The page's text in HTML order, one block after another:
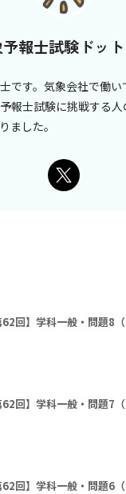
報士試験ドッ
です。気象会社で働い
報士試験に挑戦する
ました。
62回】学科一般・問題8
62回】学科一般・問題7
62回】学科一般・問題6